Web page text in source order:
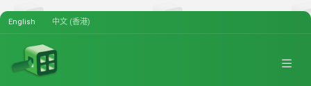
English 中文 (香港)